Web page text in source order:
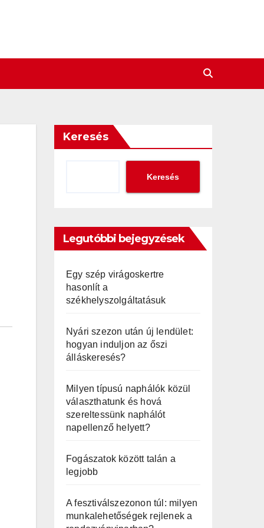
Keresés
Keresés
Legutóbbi bejegyzések
Egy szép virágoskertre
hasonlít a
székhelyszolgáltatásuk
Nyári szezon után új lendület:
hogyan induljon az őszi
álláskeresés?
Milyen típusú naphálók közül
választhatunk és hová
szereltessünk naphálót
napellenző helyett?
Fogászatok között talán a
legjobb
A fesztiválszezonon túl: milyen
munkalehetőségek rejlenek a